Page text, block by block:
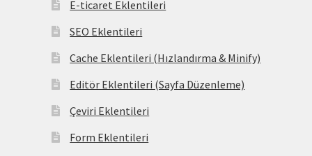
E-ticaret Eklentileri
SEO Eklentileri
Cache Eklentileri (Hızlandırma & Minify)
Editör Eklentileri (Sayfa Düzenleme)
Çeviri Eklentileri
Form Eklentileri